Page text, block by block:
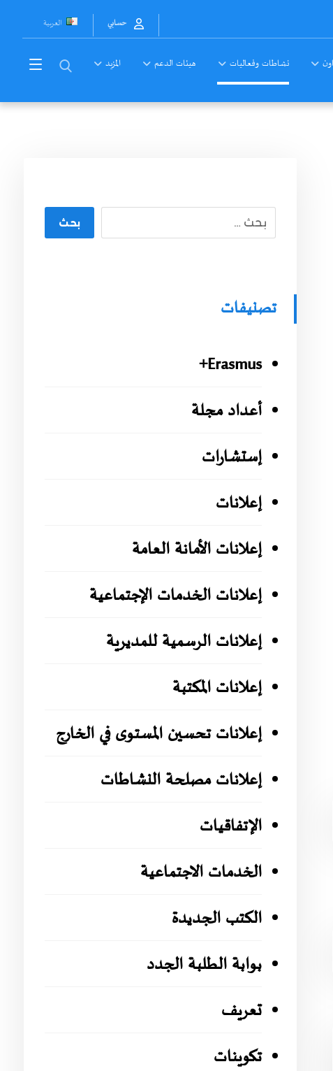
العربية حسابي
نشاطات وفعاليات هيئات الدعم المزيد
بحث
تصنيفات
Erasmus+
أعداد مجلة
إستشارات
إعلانات
إعلانات الأمانة العامة
إعلانات الخدمات الإجتماعية
إعلانات الرسمية للمديرية
إعلانات المكتبة
إعلانات تحسين المستوى في الخارج
إعلانات مصلحة النشاطات
الإتفاقيات
الخدمات الاجتماعية
الكتب الجديدة
بوابة الطلبة الجدد
تعريف
تكوينات